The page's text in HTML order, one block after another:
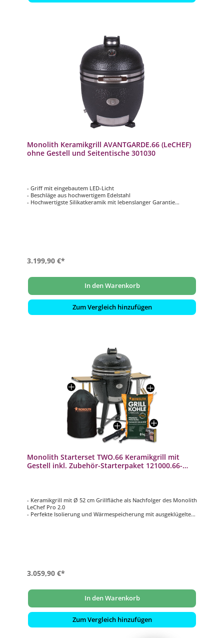
Monolith Keramikgrill AVANTGARDE.66 (LeCHEF)
ohne Gestell und Seitentische 301030
- Griff mit eingebautem LED-Licht
- Beschläge aus hochwertigem Edelstahl
- Hochwertigste Silikatkeramik mit lebenslanger Garantie
3.199,90 €*
In den Warenkorb
Zum Vergleich hinzufügen
Monolith Starterset TWO.66 Keramikgrill mit
Gestell inkl. Zubehör-Starterpaket 121000.66-
- Keramikgrill mit Ø 52 cm Grillfläche als Nachfolger des Monolith
LeChef Pro 2.0
- Perfekte Isolierung und Wärmespeicherung mit ausgeklügeltem
3.059,90 €*
In den Warenkorb
Zum Vergleich hinzufügen